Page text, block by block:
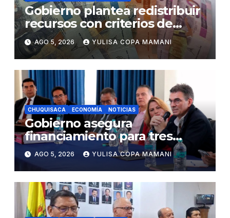
Gobierno plantea redistribuir
recursos con criterios de
eficiencia y esfuerzo fiscal
AGO 5, 2026 YULISA COPA MAMANI
CHUQUISACA ECONOMÍA NOTICIAS
Gobierno asegura
financiamiento para tres
proyectos estratégicos de
Chuquisaca
AGO 5, 2026 YULISA COPA MAMANI